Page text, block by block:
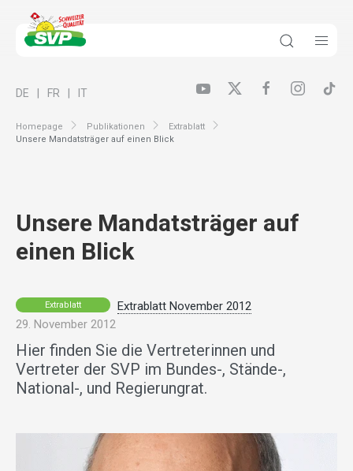
Homepage Publikationen
Extrablatt
Unsere Mandatsträger auf einen Blick
DE FR IT
Unsere Mandatsträger auf
einen Blick
Extrablatt
Extrablatt November 2012
29. November 2012
Hier finden Sie die Vertreterinnen und
Vertreter der SVP im Bundes-, Stände-,
National-, und Regierungrat.